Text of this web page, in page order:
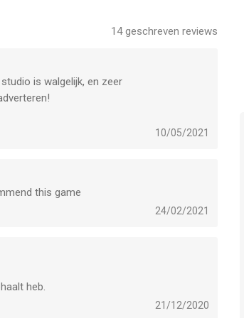
op 8 Aug om 03:50.
14geschreven reviews
is walgelijk, en zeer
10/05/2021
this game
24/02/2021
heb.
21/12/2020